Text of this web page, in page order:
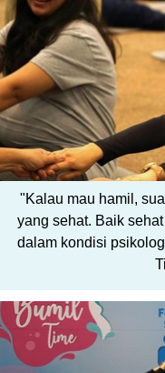
"Kalau mau hamil,
yang sehat. Baik
dalam kondisi